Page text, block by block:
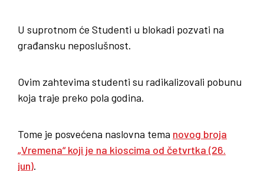
U suprotnom će Studenti u blokadi pozvati na
građansku neposlušnost.
Ovim zahtevima studenti su radikalizovali pobunu
koja traje preko pola godina.
Tome je posvećena naslovna tema novog broja
„Vremena“ koji je na kioscima od četvrtka (26.
jun).